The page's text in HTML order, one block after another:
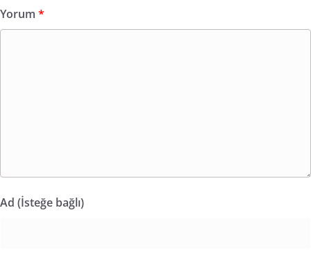
Yorum *
Ad (İsteğe bağlı)